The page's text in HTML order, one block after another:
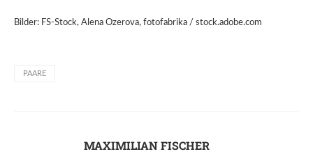
Bilder: FS-Stock, Alena Ozerova, fotofabrika / stock.adobe.com
PAARE
MAXIMILIAN FISCHER